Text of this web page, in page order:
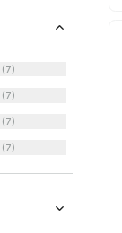
(7)
(7)
(7)
(7)